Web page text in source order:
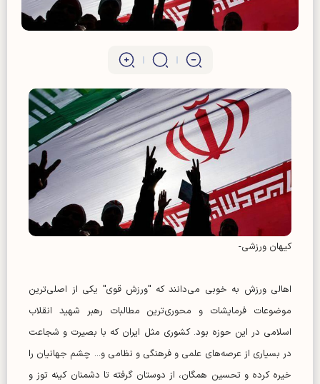
کیهان ورزشی-
اهالی ورزش به خوبی می‌دانند که "ورزش قوی" یکی از اصلی‌ترین
موضوعات فرمایشات و محوری‌ترین مطالبات رهبر شهید انقلاب
اسلامی در این حوزه بود. کشوری مثل ایران که با بصیرت و شجاعت
در بسیاری از عرصه‌های علمی و فرهنگی و نظامی و... چشم جهانیان را
خیره کرده و تحسین همگان، از دوستان گرفته تا دشمنان کینه توز و